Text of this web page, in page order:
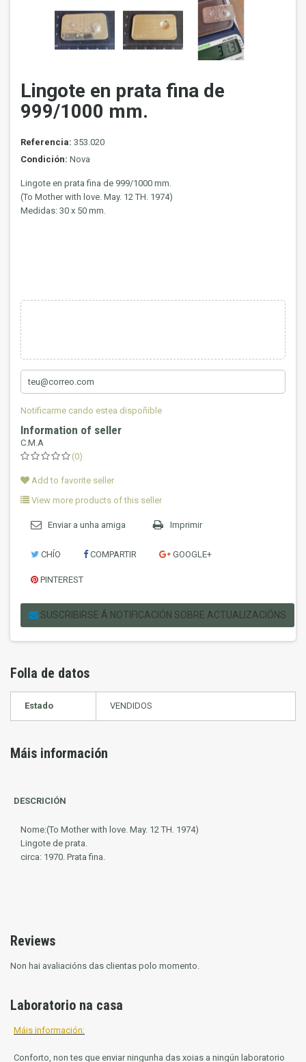
Lingote en prata fina de
999/1000 mm.
Referencia: 353.020
Condición: Nova
Lingote en prata fina de 999/1000 mm.
(To Mother with love. May. 12 TH. 1974)
Medidas: 30 x 50 mm.
Notificarme cando estea dispoñible
Information of seller
C.M.A
(0)
Add to favorite seller
View more products of this seller
Enviar a unha amiga Imprimir
CHÍO COMPARTIR GOOGLE+
PINTEREST
SUSCRIBIRSE Á NOTIFICACIÓN SOBRE ACTUALIZACIÓNS
Folla de datos
Estado VENDIDOS
Máis información
DESCRICIÓN
Nome:(To Mother with love. May. 12 TH. 1974)
Lingote de prata.
circa: 1970. Prata fina.
Reviews
Non hai avaliacións das clientas polo momento.
Laboratorio na casa
Máis información:
Conforto, non tes que enviar ningunha das xoias a ningún laboratorio